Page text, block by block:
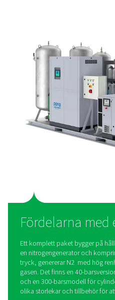
PPNG
PPNG SolarNitro-
med solcellsredo
energikostnaderna
Vad är en
En nitrogengenerator
som är utformat för att
direkt på plats. Den
skidmonterad ram
inklusive en
Swing Adsorption
och